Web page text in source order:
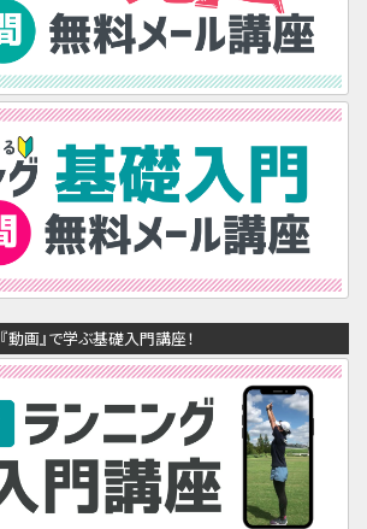
『動画』で学ぶ基礎入門講座！